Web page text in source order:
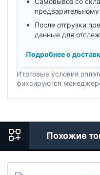
После отгрузки
данные для
Подробнее о
Итоговые условия
фиксируются
Похожие